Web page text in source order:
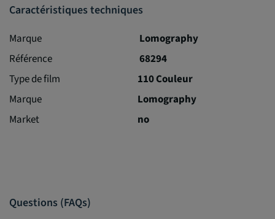
Caractéristiques techniques
Marque
Lomography
Référence
68294
Type de film
110 Couleur
Marque
Lomography
Market
no
Questions (FAQs)